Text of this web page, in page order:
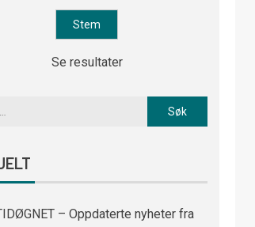
Se resultater
– Oppdaterte nyheter fra